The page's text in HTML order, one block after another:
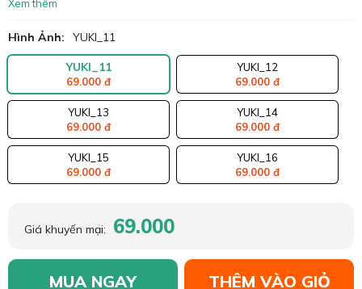
Xem thêm
Hình Ảnh: YUKI_11
YUKI_11
69.000 đ
YUKI_12
69.000 đ
YUKI_13
69.000 đ
YUKI_14
69.000 đ
YUKI_15
69.000 đ
YUKI_16
69.000 đ
Giá khuyến mại: 69.000
MUA NGAY THÊM VÀO GIỎ